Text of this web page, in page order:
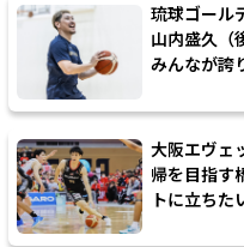
琉球ゴール
山内盛久（
みんなが誇
大阪エヴェ
帰を目指す
トに立ちた